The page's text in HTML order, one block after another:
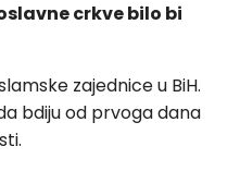
crkve bilo bi
zajednice u BiH.
bdiju od prvoga dana